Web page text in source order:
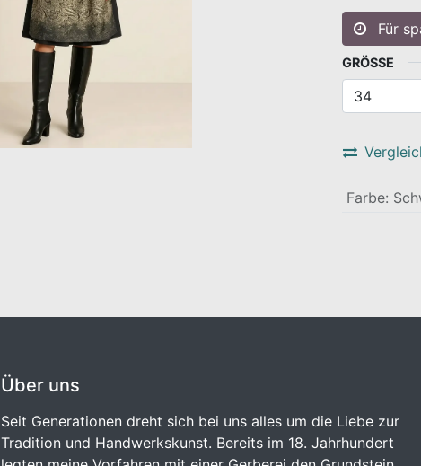
Für
GRÖSSE
Farbe:
Über uns
Seit Generationen dreht sich bei uns alles um die Liebe zur
Tradition und Handwerkskunst. Bereits im 18. Jahrhundert